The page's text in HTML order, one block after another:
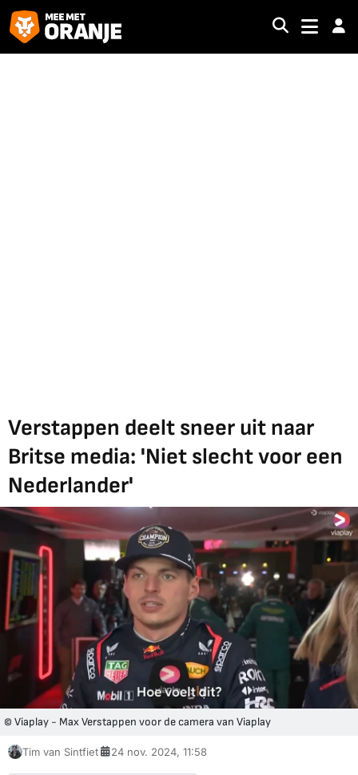
Verstappen deelt sneer uit naar
Britse media: 'Niet slecht voor een
Nederlander'
© Viaplay - Max Verstappen voor de camera van Viaplay
Tim van Sintfiet 24 nov. 2024, 11:58